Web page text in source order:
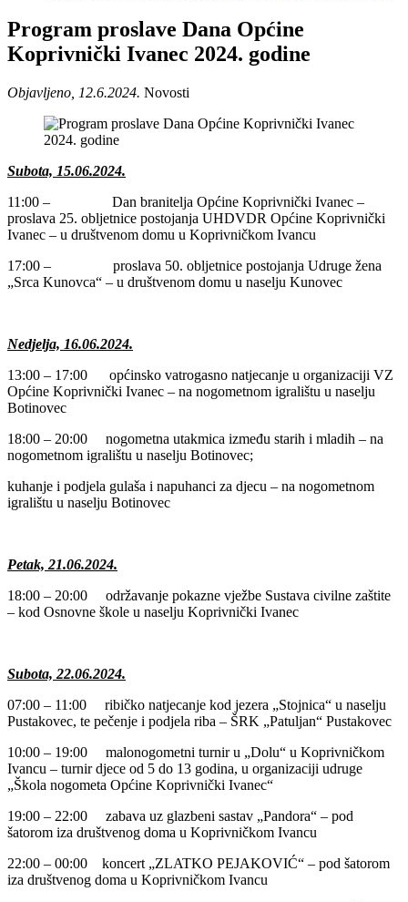
Program proslave Dana Općine
Koprivnički Ivanec 2024. godine
Objavljeno, 12.6.2024. Novosti
Subota, 15.06.2024.
11:00 – Dan branitelja Općine Koprivnički Ivanec –
proslava 25. obljetnice postojanja UHDVDR Općine Koprivnički
Ivanec – u društvenom domu u Koprivničkom Ivancu
17:00 – proslava 50. obljetnice postojanja Udruge žena
„Srca Kunovca“ – u društvenom domu u naselju Kunovec
Nedjelja, 16.06.2024.
13:00 – 17:00 općinsko vatrogasno natjecanje u organizaciji VZ
Općine Koprivnički Ivanec – na nogometnom igralištu u naselju
Botinovec
18:00 – 20:00 nogometna utakmica između starih i mladih – na
nogometnom igralištu u naselju Botinovec;
kuhanje i podjela gulaša i napuhanci za djecu – na nogometnom
igralištu u naselju Botinovec
Petak, 21.06.2024.
18:00 – 20:00 održavanje pokazne vježbe Sustava civilne zaštite
– kod Osnovne škole u naselju Koprivnički Ivanec
Subota, 22.06.2024.
07:00 – 11:00 ribičko natjecanje kod jezera „Stojnica“ u naselju
Pustakovec, te pečenje i podjela riba – ŠRK „Patuljan“ Pustakovec
10:00 – 19:00 malonogometni turnir u „Dolu“ u Koprivničkom
Ivancu – turnir djece od 5 do 13 godina, u organizaciji udruge
„Škola nogometa Općine Koprivnički Ivanec“
19:00 – 22:00 zabava uz glazbeni sastav „Pandora“ – pod
šatorom iza društvenog doma u Koprivničkom Ivancu
22:00 – 00:00 koncert „ZLATKO PEJAKOVIĆ“ – pod šatorom
iza društvenog doma u Koprivničkom Ivancu